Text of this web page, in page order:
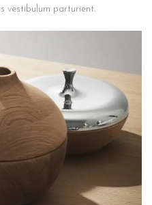
vestibulum parturient.